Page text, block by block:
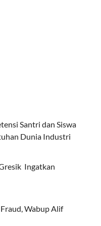
Santri dan Siswa
Dunia Industri
Ingatkan
Wabup Alif